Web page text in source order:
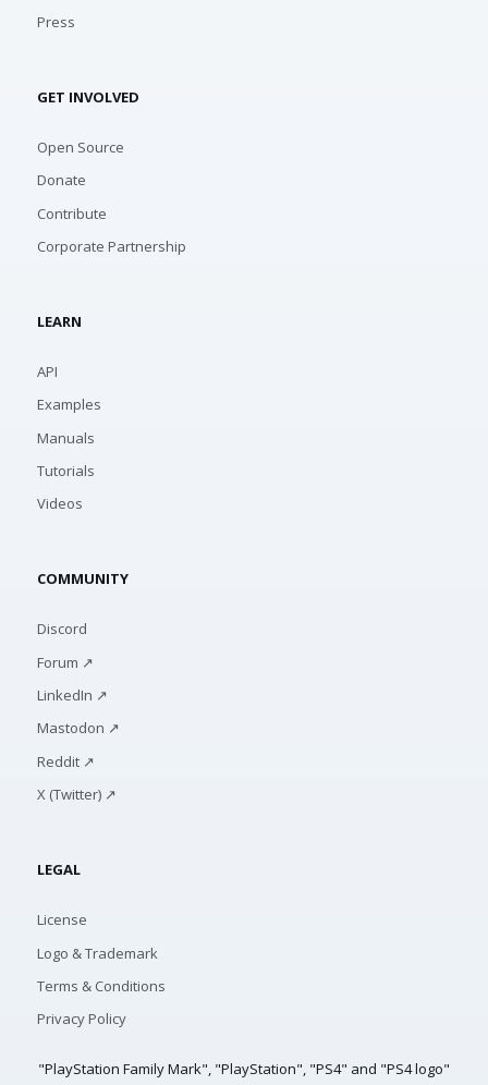
Press
GET INVOLVED
Open Source
Donate
Contribute
Corporate Partnership
LEARN
API
Examples
Manuals
Tutorials
Videos
COMMUNITY
Discord
Forum ↗
LinkedIn ↗
Mastodon ↗
Reddit ↗
X (Twitter) ↗
LEGAL
License
Logo & Trademark
Terms & Conditions
Privacy Policy
"PlayStation Family Mark", "PlayStation", "PS4" and "PS4 logo"